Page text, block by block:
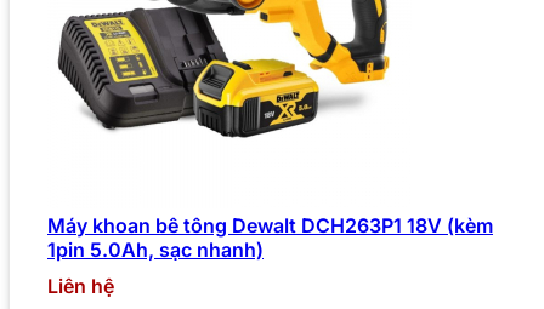
Máy khoan bê tông Dewalt DCH263P1 18V (kèm
1pin 5.0Ah, sạc nhanh)
Liên hệ